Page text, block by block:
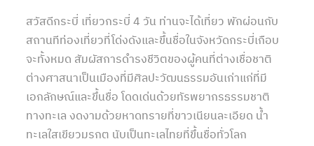
สวัสดีกระบี่ เที่ยวกระบี่ 4 วัน ท่านจะได้เที่ยว พักผ่อนกับ
สถานทีท่องเที่ยวที่โด่งดังและขึ้นชื่อในจังหวัดกระบี่เกือบ
จะทั้งหมด สัมผัสการดำรงชีวิตของผู้คนที่ต่างเชื่อชาติ
ต่างศาสนาเป็นเมืองที่มีศิลปะวัฒนธรรมอันเก่าแก่ที่มี
เอกลักษณ์และขึ้นชื่อ โดดเด่นด้วยทัรพยากรธรรมชาติ
ทางทะเล งดงามด้วยหาดทรายที่ขาวเนียนละเอียด น้ำ
ทะเลใสเขียวมรกต นับเป็นทะเลไทยที่ขึ้นชื่อทั่วโลก